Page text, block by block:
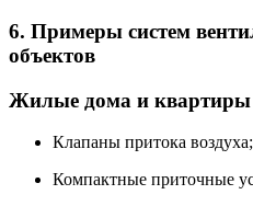
6. Примеры систем
объектов
Жилые дома и квартиры
Клапаны притока воздуха;
Компактные приточные